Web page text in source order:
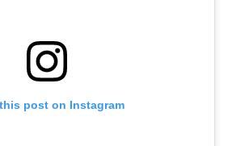
post on Instagram